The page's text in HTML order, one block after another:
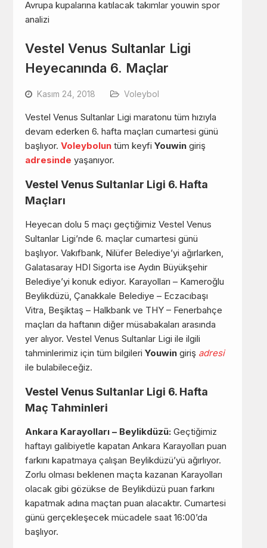
Vestel Venus Sultanlar Ligi
Heyecanında 6. Maçlar
Kasım 24, 2018 Voleybol
Vestel Venus Sultanlar Ligi maratonu tüm hızıyla
devam ederken 6. hafta maçları cumartesi günü
başlıyor. Voleyboluntüm keyfi Youwin giriş
adresinde yaşanıyor.
Vestel Venus Sultanlar Ligi 6. Hafta
Maçları
Heyecan dolu 5 maçı geçtiğimiz Vestel Venus
Sultanlar Ligi’nde 6. maçlar cumartesi günü
başlıyor. Vakıfbank, Nilüfer Belediye’yi ağırlarken,
Galatasaray HDI Sigorta ise Aydın Büyükşehir
Belediye’yi konuk ediyor. Karayolları – Kameroğlu
Beylikdüzü, Çanakkale Belediye – Eczacıbaşı
Vitra, Beşiktaş – Halkbank ve THY – Fenerbahçe
maçları da haftanın diğer müsabakaları arasında
yer alıyor. Vestel Venus Sultanlar Ligi ile ilgili
tahminlerimiz için tüm bilgileri Youwin giriş adresi
ile bulabileceğiz.
Vestel Venus Sultanlar Ligi 6. Hafta
Maç Tahminleri
Ankara Karayolları – Beylikdüzü: Geçtiğimiz
haftayı galibiyetle kapatan Ankara Karayolları puan
farkını kapatmaya çalışan Beylikdüzü’yü ağırlıyor.
Zorlu olması beklenen maçta kazanan Karayolları
olacak gibi gözükse de Beylikdüzü puan farkını
kapatmak adına maçtan puan alacaktır. Cumartesi
günü gerçekleşecek mücadele saat 16:00’da
başlıyor.